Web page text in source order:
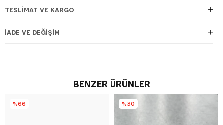
TESLIMAT VE KARGO
İADE VE DEĞIŞIM
BENZER ÜRÜNLER
%66 %30